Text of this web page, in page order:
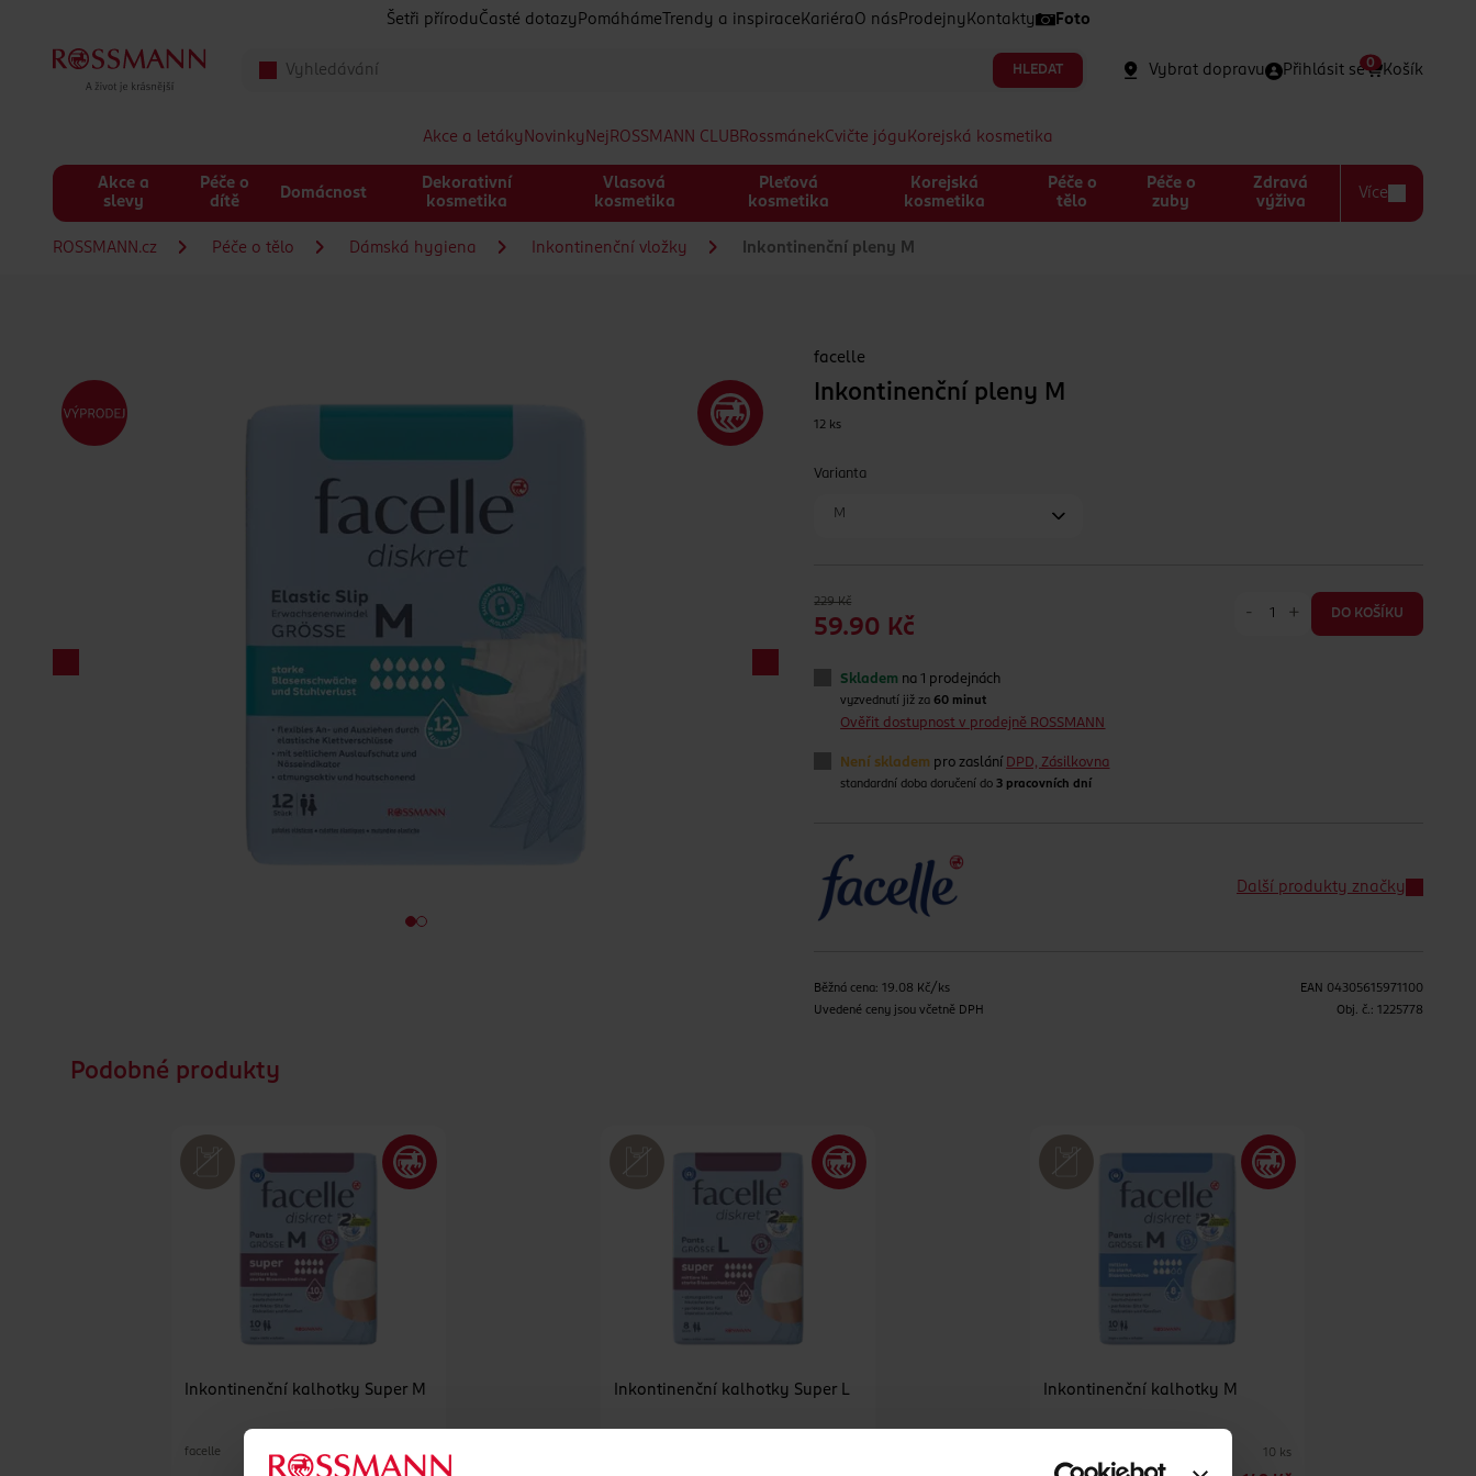
Šetři přírodu Časté dotazy Pomáháme Trendy a inspirace Kariéra O nás Prodejny Kontakty Foto
HLEDAT Vybrat dopravu Přihlásit se Košík
0
Akce a letáky Novinky Nej ROSSMANN CLUBRossmánekCvičte jógu Korejská kosmetika
Akce a
slevy
Péče o
dítě
Domácnost
Dekorativní
kosmetika
Vlasová
kosmetika
Pleťová
kosmetika
Korejská
kosmetika
Péče o
tělo
Péče o
zuby
Zdravá
výživa
Více
ROSSMANN.cz Péče o tělo Dámská hygiena Inkontinenční vložky Inkontinenční pleny M
facelle
Inkontinenční pleny M
12 ks
Varianta
M
229 Kč
59.90 Kč
- + DO KOŠÍKU
Skladem na 1 prodejnách
vyzvednutí již za60 minut
Ověřit dostupnost v prodejně ROSSMANN
Není skladem pro zaslání DPD, Zásilkovna
standardní doba doručení do 3 pracovních dní
Další produkty značky
Běžná cena: 19.08 Kč/ks
Uvedené ceny jsou včetně DPH
EAN 04305615971100
Obj. č.: 1225778
Podobné produkty
Inkontinenční kalhotky Super M
facelle 10 ks
Inkontinenční kalhotky Super L Inkontinenční kalhotky M
10 ks